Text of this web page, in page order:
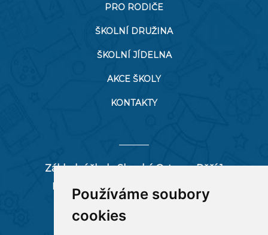
Používáme soubory
cookies
PRO RODIČE
ŠKOLNÍ DRUŽINA
ŠKOLNÍ JÍDELNA
AKCE ŠKOLY
KONTAKTY
Základní škola Slezská Ostrava, Pěší 1
Pěší 66/1, 712 00 Ostrava-Muglinov
tel:596 244 880